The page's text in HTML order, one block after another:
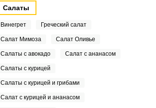
Салаты
Винегрет Греческий салат
Салат Мимоза Салат Оливье
Салаты с авокадо Салат с ананасом
Салаты с курицей
Салаты с курицей и грибами
Салат с курицей и ананасом